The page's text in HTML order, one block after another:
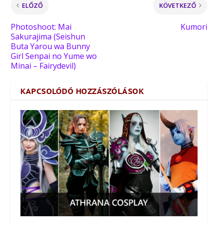
ELŐZŐ
Photoshoot: Mai
Sakurajima (Seishun
Buta Yarou wa Bunny
Girl Senpai no Yume wo
Minai – Fairydevil)
KÖVETKEZŐ
Kumori
KAPCSOLÓDÓ HOZZÁSZÓLÁSOK